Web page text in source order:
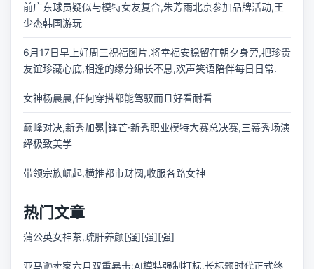
前广东球员疑似与模特女友复合,朱芳雨北京参加品牌活动,王
少杰韩国游玩
6月17日早上好周三祝福图片,将幸福安稳留在朝夕身旁,把珍贵
友谊珍藏心底,相逢的缘分绵长不息,欢声笑语陪伴每日日常.
女神杨晨晨,任何穿搭都能驾驭而且好看耐看
巅峰对决,新秀加冕|锋芒·新秀职业模特大赛总决赛,三幕秀场演
绎极致美学
带领宗族崛起,横推都市财阀,收服各路女神
热门文章
蒲公英女神茶,疏肝养颜[强][强][强]
亚马逊卖家六月双重暴击:AI模特强制打标,长标题时代正式终